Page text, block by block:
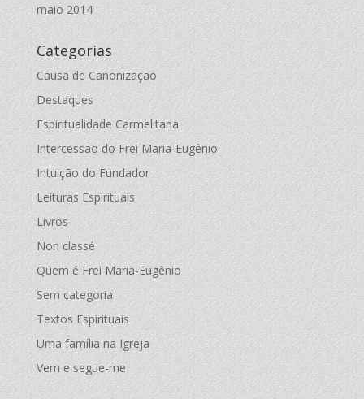
maio 2014
Categorias
Causa de Canonização
Destaques
Espiritualidade Carmelitana
Intercessão do Frei Maria-Eugênio
Intuição do Fundador
Leituras Espirituais
Livros
Non classé
Quem é Frei Maria-Eugênio
Sem categoria
Textos Espirituais
Uma família na Igreja
Vem e segue-me